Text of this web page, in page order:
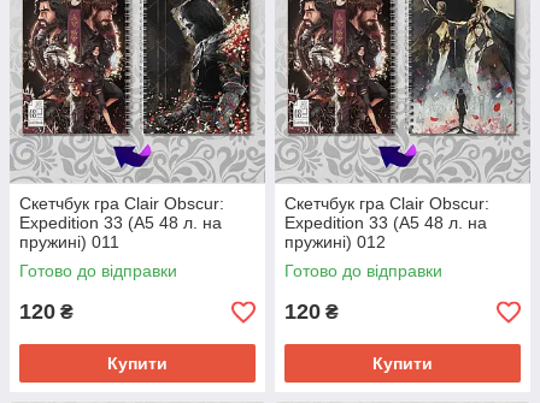
Скетчбук гра Clair Obscur:
Expedition 33 (А5 48 л. на
пружині) 011
Готово до відправки
120 ₴
Купити
Скетчбук гра Clair Obscur:
Expedition 33 (А5 48 л. на
пружині) 012
Готово до відправки
120 ₴
Купити